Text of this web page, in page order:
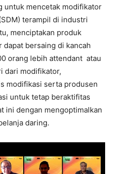
untuk mencetak modifikator
terampil di industri
menciptakan produk
bersaing di kancah
orang lebih attendant atau
dari modifikator,
modifikasi serta produsen
untuk tetap beraktifitas
ini dengan mengoptimalkan
daring.